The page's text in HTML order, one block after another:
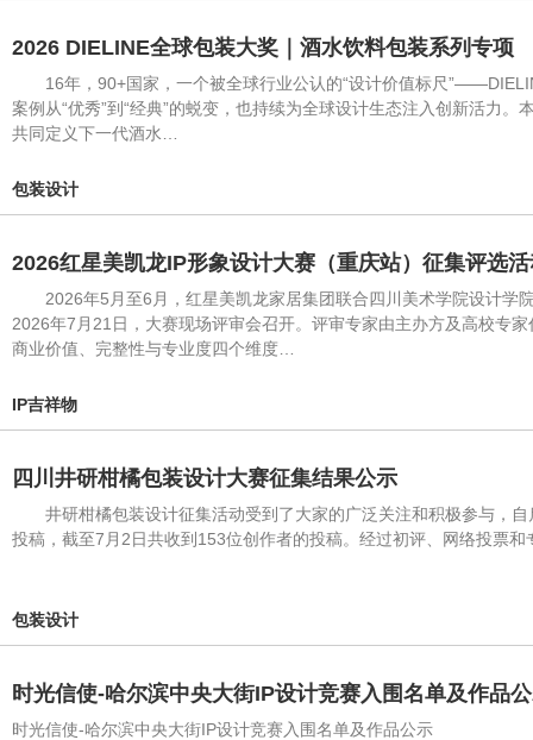
2026 DIELINE全球包装大奖｜酒水饮料包装系列专项
16年，90+国家，一个被全球行业公认的“设计价值标尺
案例从“优秀”到“经典”的蜕变，也持续为全球设计生态注入创新活力
共同定义下一代酒水…
包装设计
2026红星美凯龙IP形象设计大赛（重庆站）征集评选
2026年5月至6月，红星美凯龙家居集团联合四川美术学院设计学院
2026年7月21日，大赛现场评审会召开。评审专家由主办方及高校专
商业价值、完整性与专业度四个维度…
IP吉祥物
四川井研柑橘包装设计大赛征集结果公示
井研柑橘包装设计征集活动受到了大家的广泛关注和积极参与，自
投稿，截至7月2日共收到153位创作者的投稿。经过初评、网络投票
包装设计
时光信使-哈尔滨中央大街IP设计竞赛入围名单及作品
时光信使-哈尔滨中央大街IP设计竞赛入围名单及作品公示